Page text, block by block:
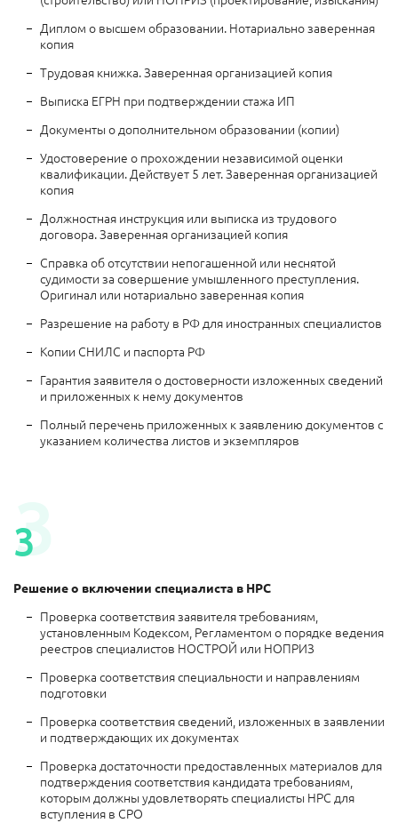
Диплом о высшем образовании. Нотариально заверенная
копия
Трудовая книжка. Заверенная организацией копия
Выписка ЕГРН при подтверждении стажа ИП
Документы о дополнительном образовании (копии)
Удостоверение о прохождении независимой оценки
квалификации. Действует 5 лет. Заверенная организацией
копия
Должностная инструкция или выписка из трудового
договора. Заверенная организацией копия
Справка об отсутствии непогашенной или неснятой
судимости за совершение умышленного преступления.
Оригинал или нотариально заверенная копия
Разрешение на работу в РФ для иностранных специалистов
Копии СНИЛС и паспорта РФ
Гарантия заявителя о достоверности изложенных сведений
и приложенных к нему документов
Полный перечень приложенных к заявлению документов с
указанием количества листов и экземпляров
3
3
Решение о включении специалиста в НРС
Проверка соответствия заявителя требованиям,
установленным Кодексом, Регламентом о порядке ведения
реестров специалистов НОСТРОЙ или НОПРИЗ
Проверка соответствия специальности и направлениям
подготовки
Проверка соответствия сведений, изложенных в заявлении
и подтверждающих их документах
Проверка достаточности предоставленных материалов для
подтверждения соответствия кандидата требованиям,
которым должны удовлетворять специалисты НРС для
вступления в СРО